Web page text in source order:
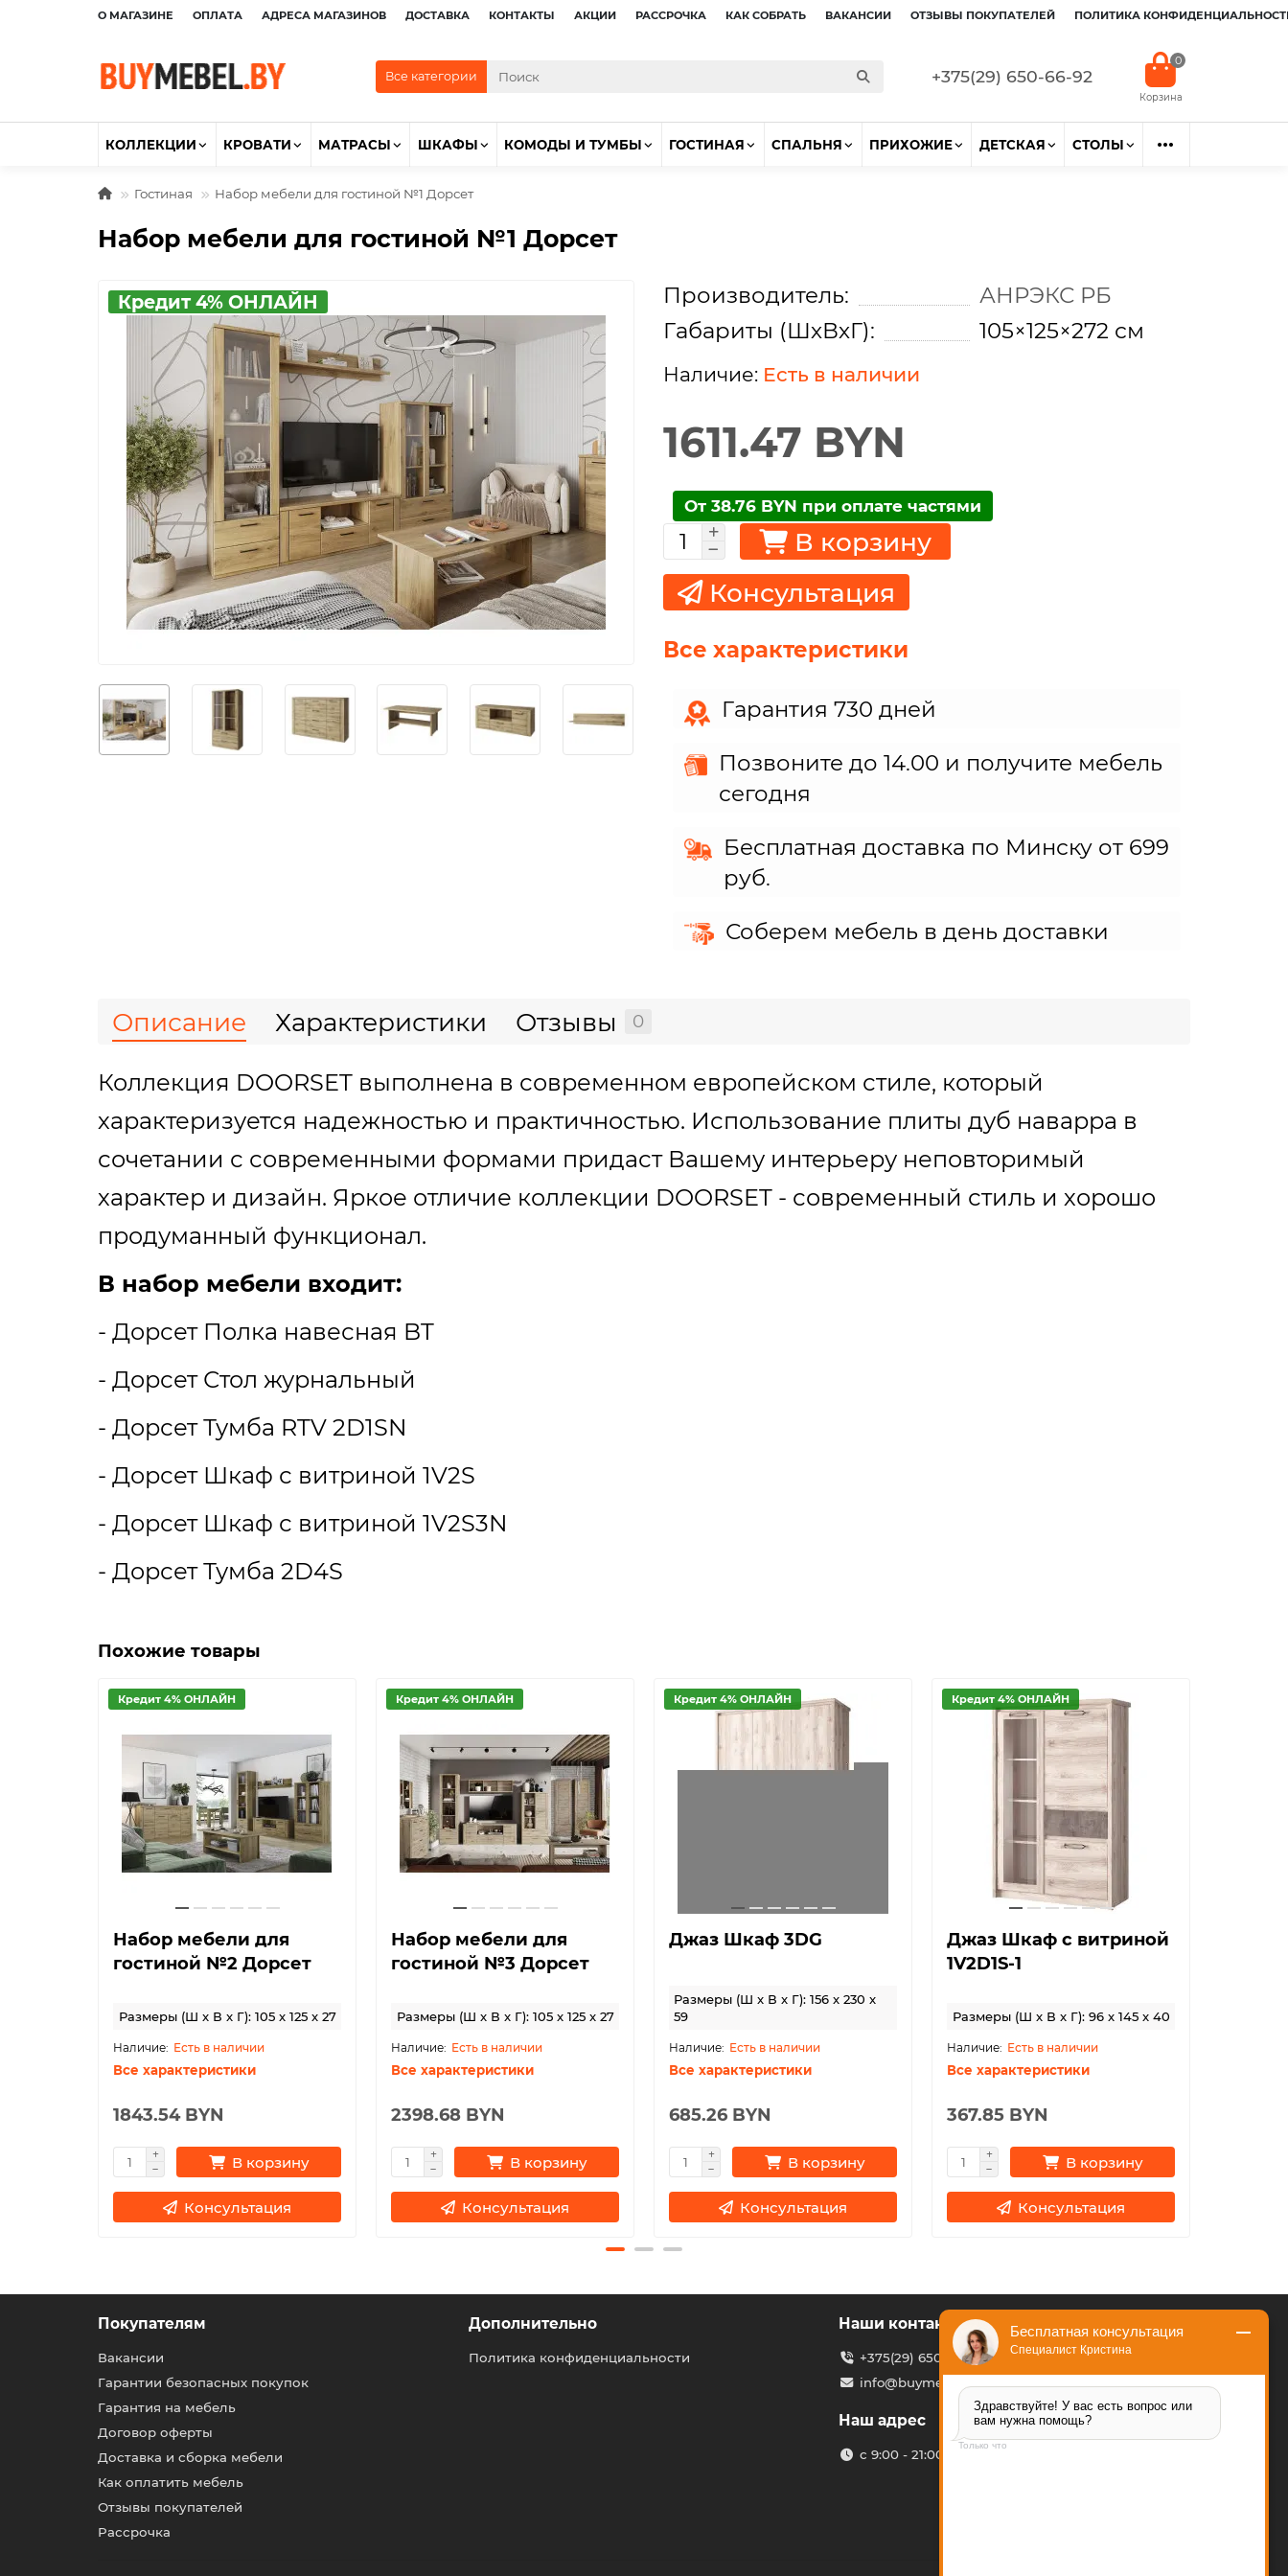
О МАГАЗИНЕ ОПЛАТА АДРЕСА МАГАЗИНОВ ДОСТАВКА КОНТАКТЫ АКЦИИ РАССРОЧКА КАК СОБРАТЬ ВАКАНСИИ ОТЗЫВЫ ПОКУПАТЕЛЕЙ ПОЛИТИКА
Все категории +375(29) 650-66-92
0
КОЛЛЕКЦИИ КРОВАТИ МАТРАСЫ ШКАФЫ КОМОДЫ И ТУМБЫ ГОСТИНАЯ СПАЛЬНЯ ПРИХОЖИЕ ДЕТСКАЯ СТОЛЫ
Гостиная Набор мебели для гостиной №1 Дорсет
Набор мебели для гостиной №1 Дорсет
Кредит 4% ОНЛАЙН Производитель:
АНРЭКС РБ
Габариты (ШхВхГ):
105×125×272 см
Есть в наличии
1611.47 BYN
От 38.76 BYN при оплате частями
В корзину
Консультация
Все характеристики
Гарантия 730 дней
Позвоните до 14.00 и получите мебель
сегодня
Бесплатная доставка по Минску от 699
руб.
Соберем мебель в день доставки
Описание Характеристики Отзывы 0
Коллекция DOORSET выполнена в современном европейском стиле, который
характеризуется надежностью и практичностью. Использование плиты дуб наварра в
сочетании с современными формами придаст Вашему интерьеру неповторимый
характер и дизайн. Яркое отличие коллекции DOORSET - современный стиль и хорошо
продуманный функционал.
В набор мебели входит:
- Дорсет Полка навесная BT
- Дорсет Стол журнальный
- Дорсет Тумба RTV 2D1SN
- Дорсет Шкаф с витриной 1V2S
- Дорсет Шкаф с витриной 1V2S3N
- Дорсет Тумба 2D4S
Похожие товары
Кредит 4% ОНЛАЙН
Набор мебели для
гостиной №2 Дорсет
Размеры (Ш x В x Г): 105 x 125 x 27
Есть в наличии
Все характеристики
1843.54 BYN
В корзину
Консультация
Кредит 4% ОНЛАЙН
Набор мебели для
гостиной №3 Дорсет
Размеры (Ш x В x Г): 105 x 125 x 27
Есть в наличии
Все характеристики
2398.68 BYN
В корзину
Консультация
Кредит 4% ОНЛАЙН
Джаз Шкаф 3DG
Размеры (Ш x В x Г): 156 x 230 x
59
Есть в наличии
Все характеристики
685.26 BYN
В корзину
Консультация
Кредит 4% ОНЛАЙН
Джаз Шкаф с витриной
1V2D1S-1
Размеры (Ш x В x Г): 96 x 145 x 40
Есть в наличии
Все характеристики
367.85 BYN
В корзину
Консультация
Покупателям
Вакансии
Гарантии безопасных покупок
Гарантия на мебель
Договор оферты
Доставка и сборка мебели
Как оплатить мебель
Отзывы покупателей
Рассрочка
Дополнительно
Политика конфиденциальности
Наши контакты
+375(29) 650 66 92
info@buymebel.by
Наш адрес
с 9:00 - 21:00 7 дней в неделю
Бесплатная консультация
Специалист Кристина
Здравствуйте! У вас есть вопрос или
вам нужна помощь?
Только что